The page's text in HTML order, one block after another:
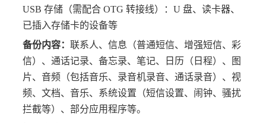
USB 存储（需配合 OTG 转接线）：U 盘、读卡器、
已插入存储卡的设备等
备份内容：联系人、信息（普通短信、增强短信、彩
信）、通话记录、备忘录、笔记、日历（日程）、图
片、音频（包括音乐、录音机录音、通话录音）、视
频、文档、音乐、系统设置（短信设置、闹钟、骚扰
拦截等）、部分应用程序等。